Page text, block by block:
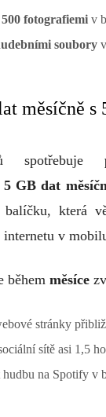
500 fotografiemi v
soubory
měsíčně s
spotřebuje
5 GB dat
balíčku, která
v
během měsíce
stránky
sítě asi 1,5
hudbu na Spotify v